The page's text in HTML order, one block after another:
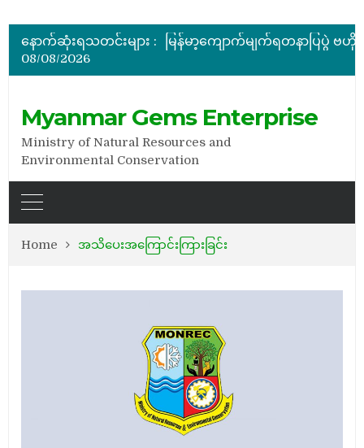
နောက်ဆုံးရသတင်းများ :
08/08/2026
Myanmar Gems Enterprise
Ministry of Natural Resources and
Environmental Conservation
Home အသိပေးအကြောင်းကြားခြင်း